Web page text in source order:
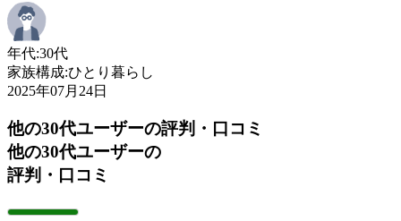
年代:30代
家族構成:ひとり暮らし
2025年07月24日
他の30代ユーザーの評判・口コミ
他の30代ユーザーの
評判・口コミ